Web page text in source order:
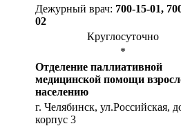
Дежурный врач: 700-15-01,
02
Круглосуточно
*
Отделение паллиативной
медицинской помощи
населению
г. Челябинск, ул.Российская,
корпус 3